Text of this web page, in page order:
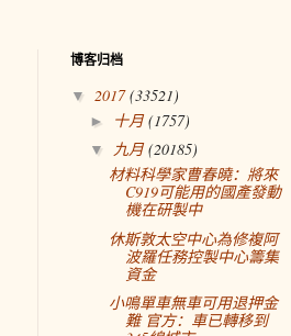
博客归档
▼ 2017(33521)
► 十月(1757)
▼ 九月(20185)
材料科學家曹春曉：將來
C919可能用的國產發動
機在研製中
休斯敦太空中心為修複阿
波羅任務控製中心籌集
資金
小鳴單車無車可用退押金
難 官方：車已轉移到